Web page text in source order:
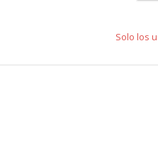
Solo los